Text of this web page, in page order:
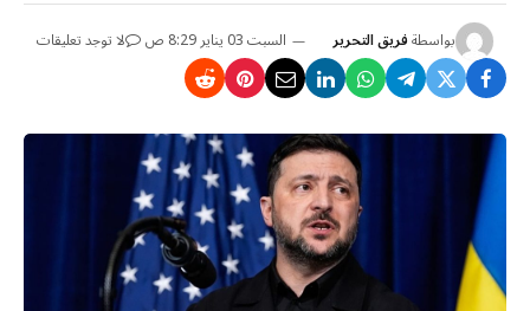
بواسطةفريق التحرير السبت 03 يناير 8:29 ص لا توجد تعليقات